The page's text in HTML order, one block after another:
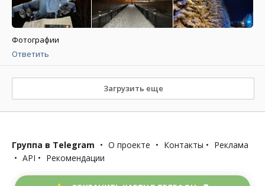
Фотографии
Ответить
Загрузить еще
Группа в Telegram • О проекте • Контакты • Реклама
• API • Рекомендации